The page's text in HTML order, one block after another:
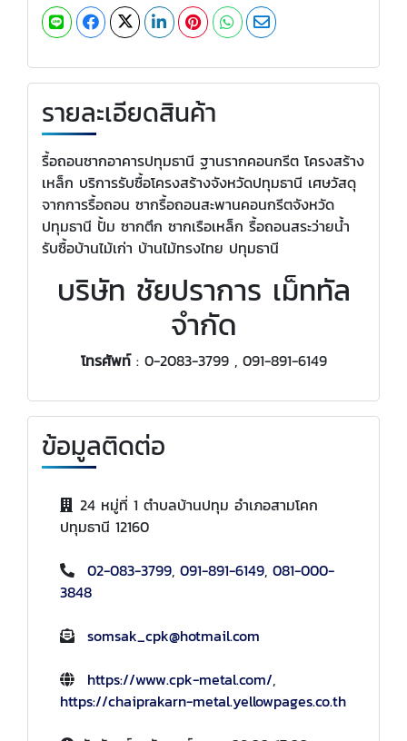
รายละเอียดสินค้า
รื้อถอนซากอาคารปทุมธานี ฐานรากคอนกรีต โครงสร้าง
เหล็ก บริการรับซื้อโครงสร้างจังหวัดปทุมธานี เศษวัสดุ
จากการรื้อถอน ซากรื้อถอนสะพานคอนกรีตจังหวัด
ปทุมธานี ปั้ม ซากตึก ซากเรือเหล็ก รื้อถอนสระว่ายน้ำ
รับซื้อบ้านไม้เก่า บ้านไม้ทรงไทย ปทุมธานี
บริษัท ชัยปราการ เม็ททัล
จำกัด
โทรศัพท์: 0-2083-3799 , 091-891-6149
ข้อมูลติดต่อ
24 หมู่ที่ 1 ตำบลบ้านปทุม อำเภอสามโคก
ปทุมธานี 12160
02-083-3799, 091-891-6149, 081-000-
3848
somsak_cpk@hotmail.com
https://www.cpk-metal.com/,
https://chaiprakarn-metal.yellowpages.co.th